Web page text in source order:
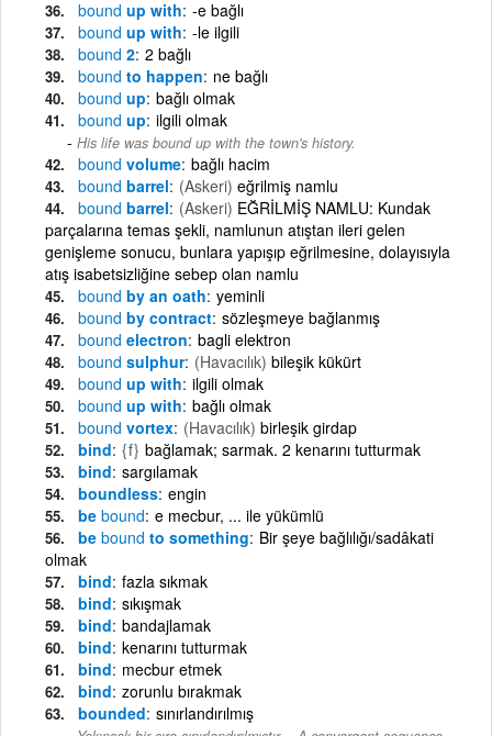
bound up with -e bağlı
bound up with -le ilgili
bound 2 2 bağlı
bound to happen ne bağlı
bound up bağlı olmak
bound up ilgili olmak
His life was bound up with the town's history.
bound volume bağlı hacim
bound barrel (Askeri) eğrilmiş namlu
bound barrel (Askeri) EĞRİLMİŞ NAMLU: Kundak
parçalarına temas şekli, namlunun atıştan ileri gelen
genişleme sonucu, bunlara yapışıp eğrilmesine, dolayısıyla
atış isabetsizliğine sebep olan namlu
bound by an oath yeminli
bound by contract sözleşmeye bağlanmış
bound electron bagli elektron
bound sulphur (Havacılık) bileşik kükürt
bound up with ilgili olmak
bound up with bağlı olmak
bound vortex (Havacılık) birleşik girdap
bind {f} bağlamak; sarmak. 2 kenarını tutturmak
bind sargılamak
boundless engin
be bound e mecbur, ... ile yükümlü
be bound to something Bir şeye bağlılığı/sadâkati
olmak
bind fazla sıkmak
bind sıkışmak
bind bandajlamak
bind kenarını tutturmak
bind mecbur etmek
bind zorunlu bırakmak
bounded sınırlandırılmış